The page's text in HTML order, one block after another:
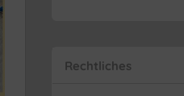
Rechtliches